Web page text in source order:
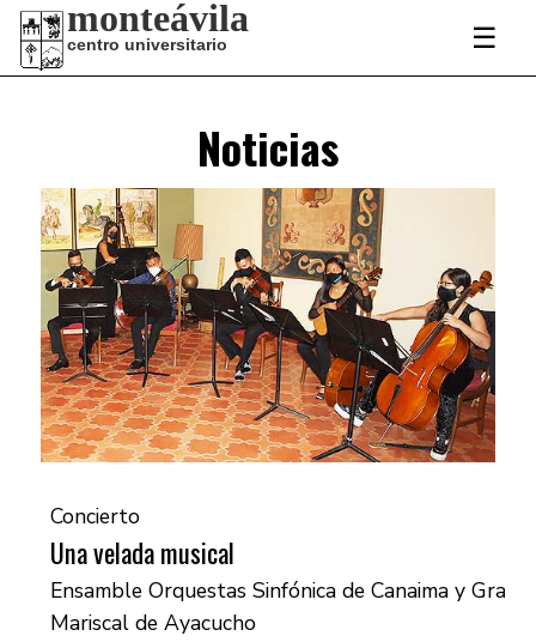
monteávila
centro universitario ☰
Noticias
Concierto
Una velada musical
Ensamble Orquestas Sinfónica de Canaima y Gran
Mariscal de Ayacucho